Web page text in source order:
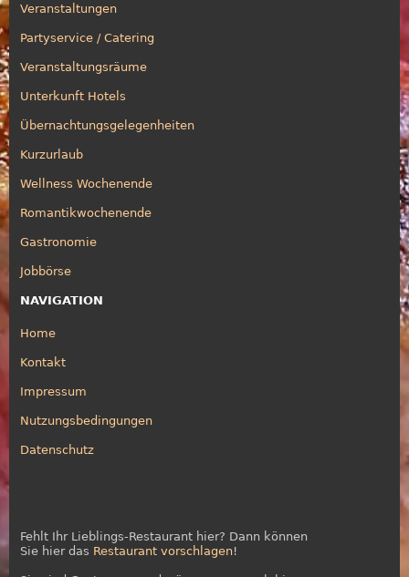
Veranstaltungen
Partyservice / Catering
Veranstaltungsräume
Unterkunft Hotels
Übernachtungsgelegenheiten
Kurzurlaub
Wellness Wochenende
Romantikwochenende
Gastronomie
Jobbörse
NAVIGATION
Home
Kontakt
Impressum
Nutzungsbedingungen
Datenschutz
Fehlt Ihr Lieblings-Restaurant hier? Dann können
Sie hier das Restaurant vorschlagen!